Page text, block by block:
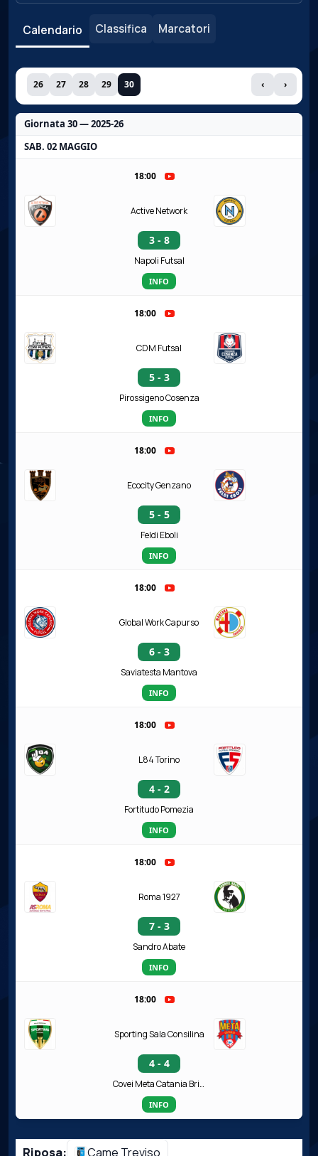
Calendario Classifica Marcatori
26 27 28 29 30 ‹ ›
Giornata 30 — 2025-26
SAB. 02 MAGGIO
18:00
Active Network
3 - 8
Napoli Futsal
INFO
18:00
CDM Futsal
5 - 3
Pirossigeno Cosenza
INFO
18:00
Ecocity Genzano
5 - 5
Feldi Eboli
INFO
18:00
Global Work Capurso
6 - 3
Saviatesta Mantova
INFO
18:00
L84 Torino
4 - 2
Fortitudo Pomezia
INFO
18:00
Roma 1927
7 - 3
Sandro Abate
INFO
18:00
Sporting Sala Consilina
4 - 4
Covei Meta Catania Bricocity
INFO
Riposa: Came Treviso